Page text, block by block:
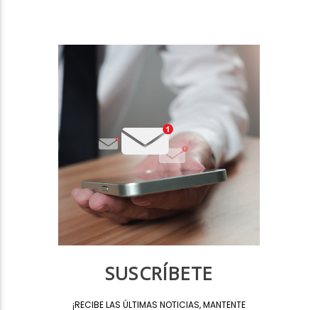
SUSCRÍBETE
¡RECIBE LAS ÚLTIMAS NOTICIAS, MANTENTE